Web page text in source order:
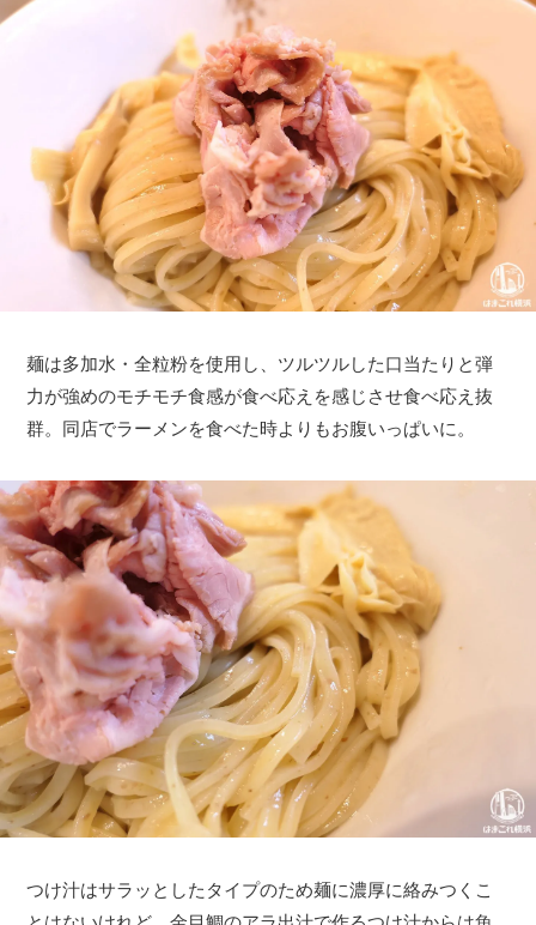
麺は多加水・全粒粉を使用し、ツルツルした口当たりと弾
力が強めのモチモチ食感が食べ応えを感じさせ食べ応え抜
群。同店でラーメンを食べた時よりもお腹いっぱいに。
つけ汁はサラッとしたタイプのため麺に濃厚に絡みつくこ